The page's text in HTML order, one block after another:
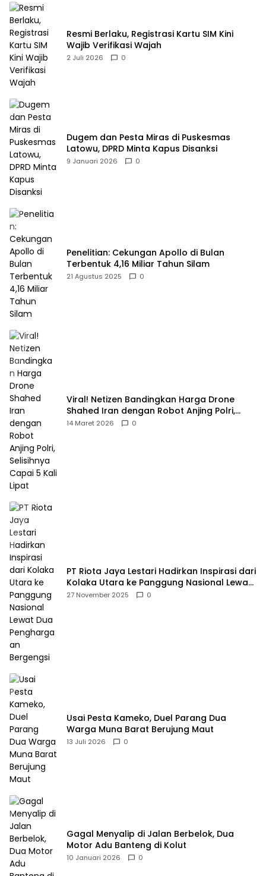
Resmi Berlaku, Registrasi Kartu SIM Kini
Wajib Verifikasi Wajah
2 Juli 2026 0
Dugem dan Pesta Miras di Puskesmas
Latowu, DPRD Minta Kapus Disanksi
9 Januari 2026 0
Penelitian: Cekungan Apollo di Bulan
Terbentuk 4,16 Miliar Tahun Silam
21 Agustus 2025 0
Viral! Netizen Bandingkan Harga Drone
Shahed Iran dengan Robot Anjing Polri,
Selisihnya Capai 5 Kali Lipat
14 Maret 2026 0
PT Riota Jaya Lestari Hadirkan Inspirasi dari
Kolaka Utara ke Panggung Nasional Lewat
Dua Penghargaan Bergengsi
27 November 2025 0
Usai Pesta Kameko, Duel Parang Dua
Warga Muna Barat Berujung Maut
13 Juli 2026 0
Gagal Menyalip di Jalan Berbelok, Dua
Motor Adu Banteng di Kolut
10 Januari 2026 0